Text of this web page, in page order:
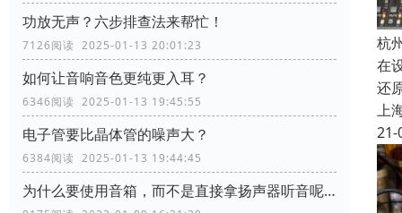
功放无声？六步排查法来帮忙！
7126阅读 2025-01-13 20:01:23
如何让音响音色更纯更入耳？
6346阅读 2025-01-13 19:45:55
电子管要比晶体管的噪声大？
6384阅读 2025-01-13 19:44:45
为什么要使用音箱，而不是直接拿扬声器听音呢？
杭
在
还
上
21-